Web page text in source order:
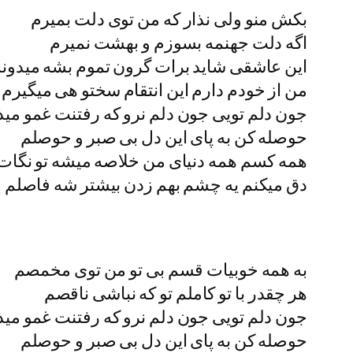
بکش منو ولی نذار که من توی دلت بمیرم
اگه دلت جهنمه بسوزم و بهشت نمیرم
این عاشقی شاید برات گرون تموم بشه
من از خودم دارم این انتقام سختو هی میگیرم
جون دلم تویی جون دلم نرو که رفتنت غمو
حوصله کن به پای این دل بی صبر و حوصلم
همه کسم همه دنیای من خلاصه میشه تو
دق میکنم یه چشم بهم زدن بیشتر شه فاصلم
به همه خوبیات قسم بی تو من توی مخمصم
هر چقدر با تو کاملم تو که نباشی ناقصم
جون دلم تویی جون دلم نرو که رفتنت غمو
حوصله کن به پای این دل بی صبر و حوصلم